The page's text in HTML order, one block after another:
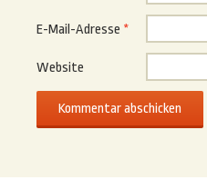
E-Mail-Adresse *
Website